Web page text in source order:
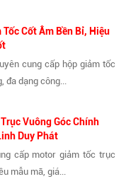
Cốt Âm Bền Bỉ, Hiệu
cung cấp hộp giảm tốc
đa dạng công...
Vuông Góc Chính
Duy Phát
cấp motor giảm tốc trục
mẫu mã, giá...